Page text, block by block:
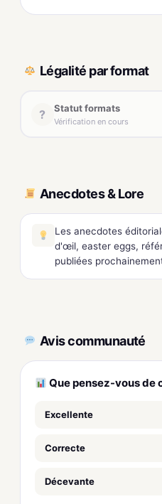
Légalité par format
? Statut formats
Vérification en cours
Anecdotes & Lore
Les anecdotes
d'œil, easter eggs,
publiées
Avis communauté
Que pensez-vous de
Excellente
Correcte
Décevante